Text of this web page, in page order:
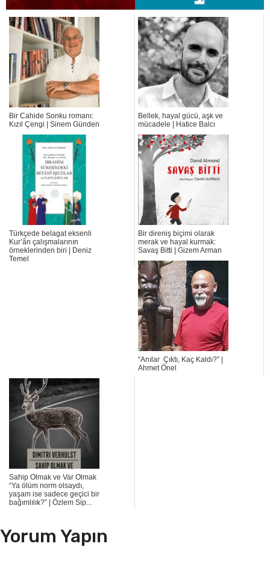
Bir Cahide Sonku romanı:
Kızıl Çengi | Sinem Günden
Bellek, hayal gücü, aşk ve
mücadele | Hatice Balcı
Türkçede belagat eksenli
Kur’ân çalışmalarının
örneklerinden biri | Deniz
Temel
Bir direniş biçimi olarak
merak ve hayal kurmak:
Savaş Bitti | Gizem Arman
“Anılar Çıktı, Kaç Kaldı?” |
Ahmet Önel
Sahip Olmak ve Var Olmak
“Ya ölüm norm olsaydı,
yaşam ise sadece geçici bir
bağımlılık?” | Özlem Sip...
Yorum Yapın